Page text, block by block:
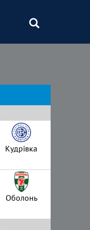
Кудрівка
Оболонь